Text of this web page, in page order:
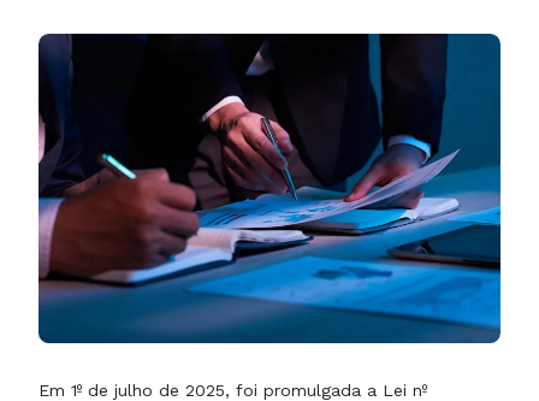
Em 1º de julho de 2025, foi promulgada a Lei nº